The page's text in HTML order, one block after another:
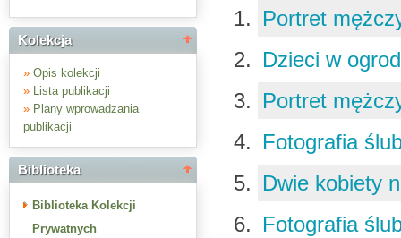
Kolekcja
» Opis kolekcji
» Lista publikacji
» Plany wprowadzania
publikacji
Biblioteka
Biblioteka Kolekcji
Prywatnych
Portret
Dzieci w
Portret
Fotografia
Dwie kobiety
Fotografia